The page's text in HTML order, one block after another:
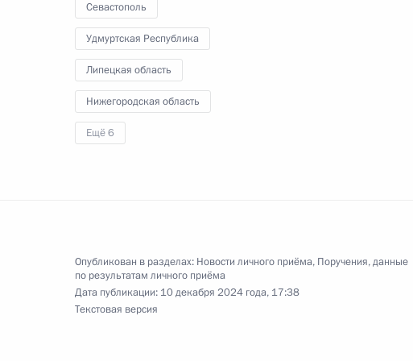
поручения, данного по итогам личного приёма в режиме видео-
Ненецкого автономного округа, проведённого
Российской Федерации начальником Управления
поручения, данного по итогам личного приёма в режиме видео-
Севастополь
Удмуртская Республика
Липецкая область
Нижегородская область
Ещё 6
Опубликован в разделах: Новости личного приёма, Поручения, данные
по результатам личного приёма
Дата публикации: 10 декабря 2024 года, 17:38
Текстовая версия